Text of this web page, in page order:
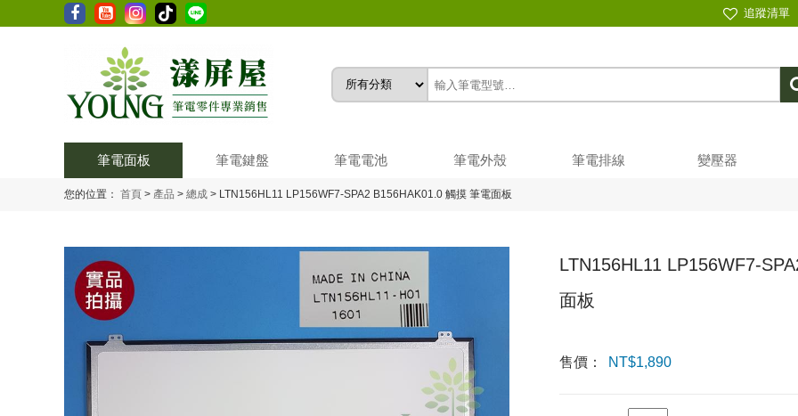
追蹤清單
筆電面板 筆電鍵盤 筆電電池 筆電外殼 筆電排線 變壓器
您的位置： 首頁 > 產品 > 總成 > LTN156HL11 LP156WF7-SPA2 B156HAK01.0 觸摸 筆電面板
LTN156HL11 LP156WF7-
面板
售價： NT$1,890